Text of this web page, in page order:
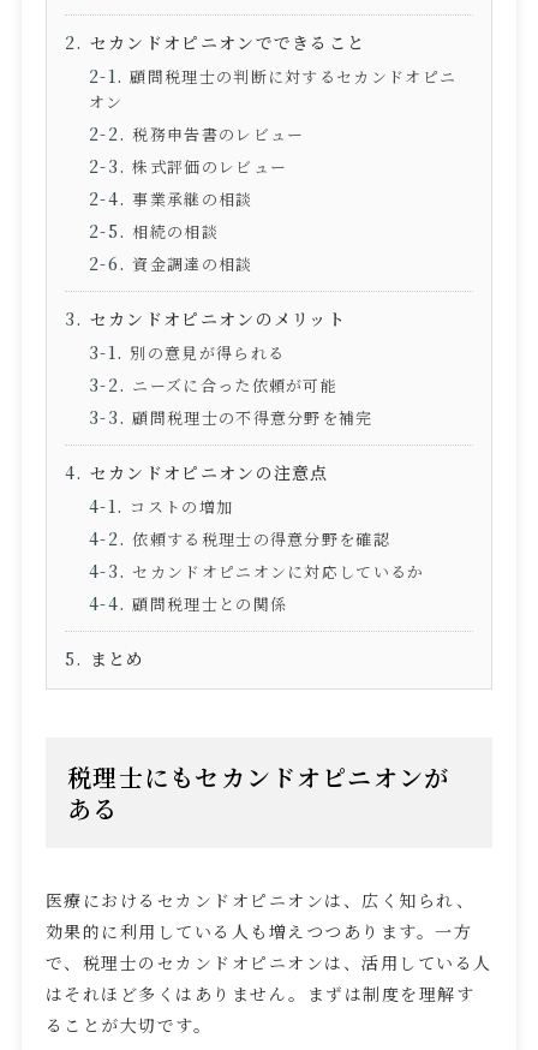
セカンドオピニオンでできること
顧問税理士の判断に対するセカンドオピニ
オン
税務申告書のレビュー
株式評価のレビュー
事業承継の相談
相続の相談
資金調達の相談
セカンドオピニオンのメリット
別の意見が得られる
ニーズに合った依頼が可能
顧問税理士の不得意分野を補完
セカンドオピニオンの注意点
コストの増加
依頼する税理士の得意分野を確認
セカンドオピニオンに対応しているか
顧問税理士との関係
まとめ
税理士にもセカンドオピニオンが
ある
医療におけるセカンドオピニオンは、広く知られ、
効果的に利用している人も増えつつあります。一方
で、税理士のセカンドオピニオンは、活用している人
はそれほど多くはありません。まずは制度を理解す
ることが大切です。